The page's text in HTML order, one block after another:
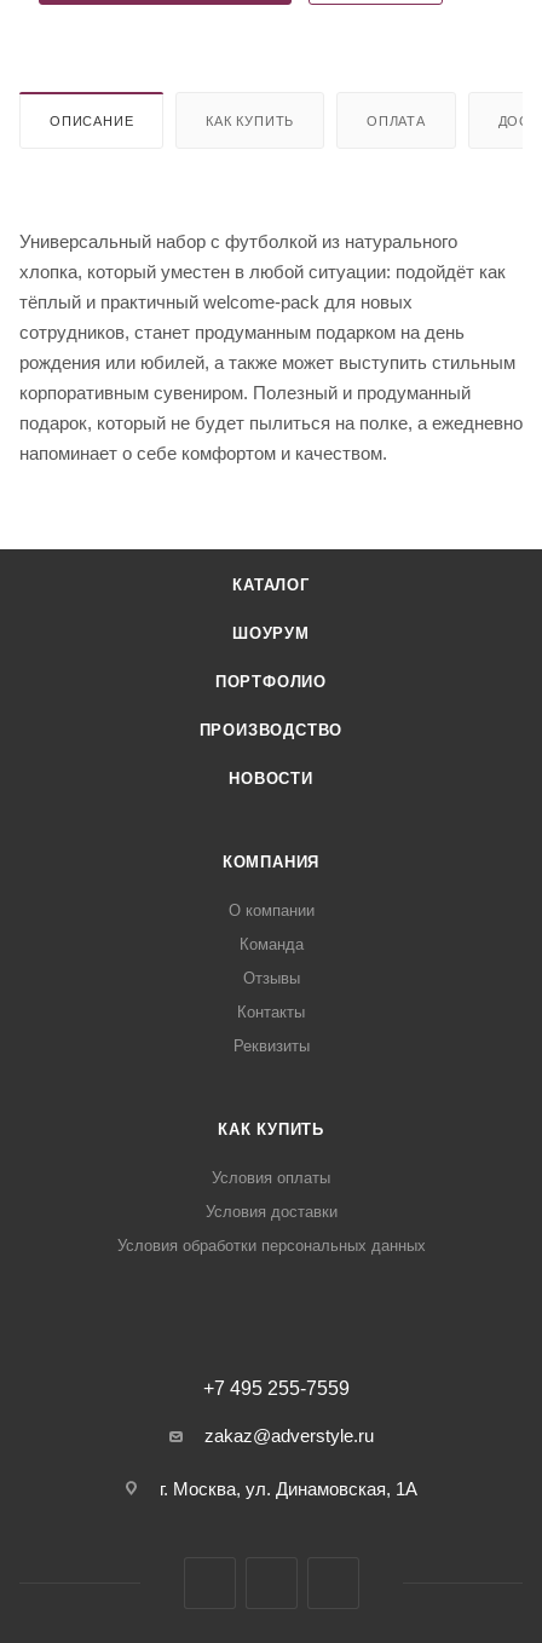
ОПИСАНИЕ КАК КУПИТЬ ОПЛАТА
Универсальный набор с футболкой из натурального
хлопка, который уместен в любой ситуации: подойдёт как
тёплый и практичный welcome-pack для новых
сотрудников, станет продуманным подарком на день
рождения или юбилей, а также может выступить стильным
корпоративным сувениром. Полезный и продуманный
подарок, который не будет пылиться на полке, а ежедневно
напоминает о себе комфортом и качеством.
КАТАЛОГ
ШОУРУМ
ПОРТФОЛИО
ПРОИЗВОДСТВО
НОВОСТИ
КОМПАНИЯ
О компании
Команда
Отзывы
Контакты
Реквизиты
КАК КУПИТЬ
Условия оплаты
Условия доставки
Условия обработки персональных данных
+7 495 255-7559
zakaz@adverstyle.ru
г. Москва, ул. Динамовская, 1А